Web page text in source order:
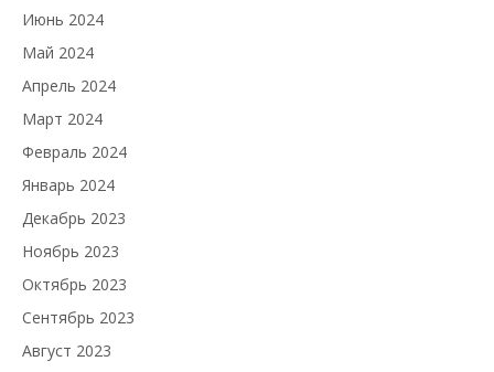
Июнь 2024
Май 2024
Апрель 2024
Март 2024
Февраль 2024
Январь 2024
Декабрь 2023
Ноябрь 2023
Октябрь 2023
Сентябрь 2023
Август 2023